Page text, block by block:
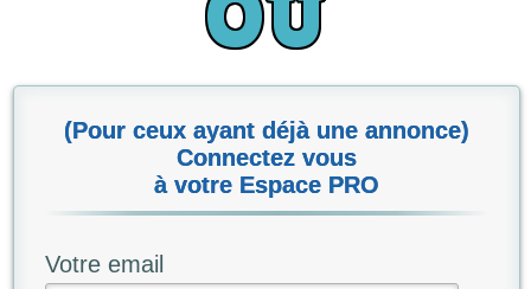
(Pour ceux ayant déjà une annonce)
Connectez vous
à votre Espace PRO
Votre email